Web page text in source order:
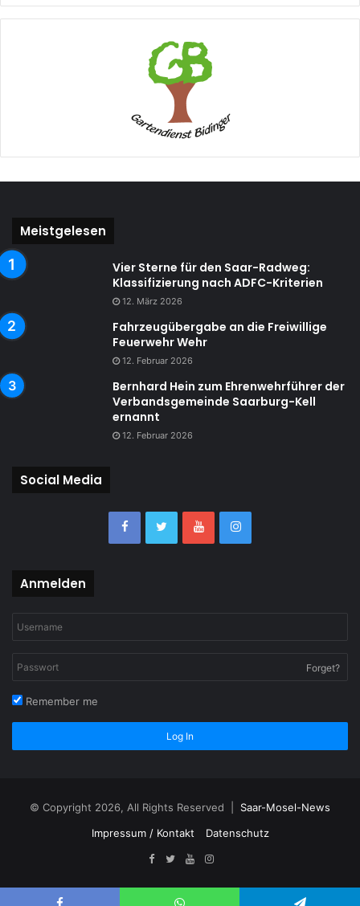
Meistgelesen
Vier Sterne für den Saar-Radweg:
Klassifizierung nach ADFC-Kriterien
12. März 2026
Fahrzeugübergabe an die Freiwillige
Feuerwehr Wehr
12. Februar 2026
Bernhard Hein zum Ehrenwehrführer der
Verbandsgemeinde Saarburg-Kell
ernannt
12. Februar 2026
Social Media
Anmelden
Forget?
Remember me
Log In
© Copyright 2026, All Rights Reserved | Saar-Mosel-News
Impressum / Kontakt
Datenschutz